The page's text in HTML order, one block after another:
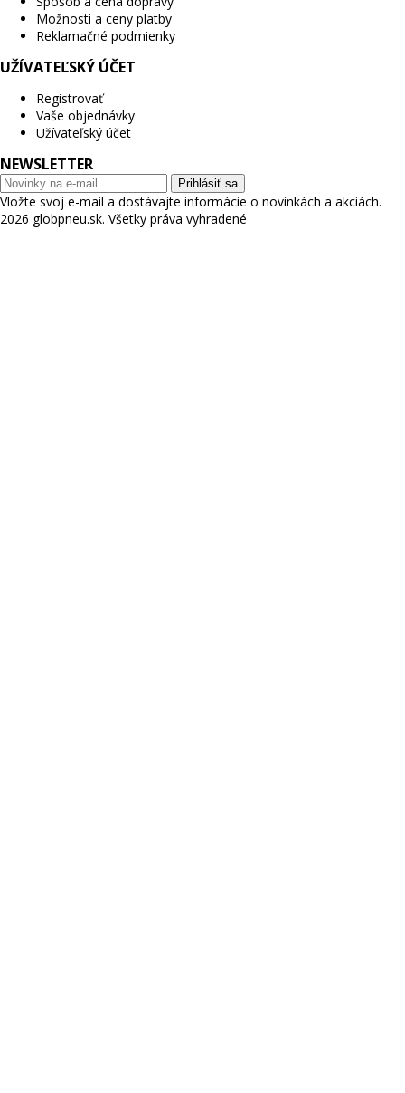
Možnosti a ceny platby
Reklamačné podmienky
UŽÍVATEĽSKÝ ÚČET
Registrovať
Vaše objednávky
Užívateľský účet
NEWSLETTER
Prihlásiť sa
Vložte svoj e-mail a dostávajte informácie o novinkách a akciách.
2026 globpneu.sk. Všetky práva vyhradené